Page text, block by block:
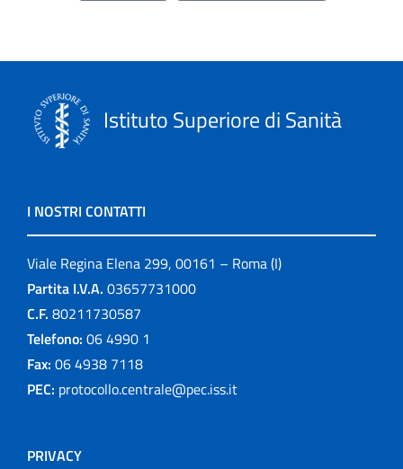
Istituto Superiore di Sanità
I NOSTRI CONTATTI
Viale Regina Elena 299, 00161 – Roma (I)
Partita I.V.A. 03657731000
C.F. 80211730587
Telefono: 06 4990 1
Fax: 06 4938 7118
PEC: protocollo.centrale@pec.iss.it
PRIVACY